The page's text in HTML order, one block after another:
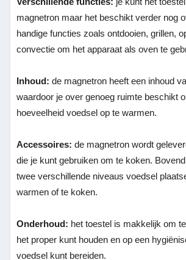
magnetron maar het beschikt verder nog
handige functies zoals ontdooien, grillen,
convectie om het apparaat als oven te
Inhoud:de magnetron heeft een inhoud
waardoor je over genoeg ruimte beschikt
hoeveelheid voedsel op te warmen.
Accessoires: de magnetron wordt
die je kunt gebruiken om te koken.
twee verschillende niveaus voedsel
warmen of te koken.
Onderhoud: het toestel is makkelijk om
het proper kunt houden en op een
voedsel kunt bereiden.